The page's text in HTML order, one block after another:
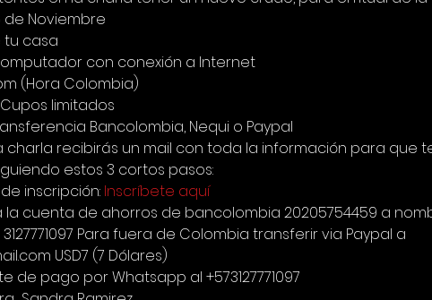
de Noviembre
tu casa
con conexión a Internet
(Hora Colombia)
Cupos limitados
Bancolombia, Nequi o Paypal
charla recibirás un mail con toda la información para que
estos 3 cortos pasos:
inscripción: Inscríbete aquí
la cuenta de ahorros de bancolombia 20205754459 a
Para fuera de Colombia transferir via Paypal a
USD7 (7 Dólares)
de pago por Whatsapp al +573127771097